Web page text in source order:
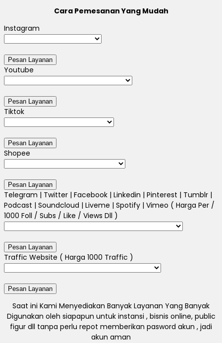
Cara Pemesanan Yang Mudah
Instagram
Youtube
Tiktok
Shopee
Telegram | Twitter | Facebook | Linkedin | Pinterest | Tumblr |
Podcast | Soundcloud | Liveme | Spotify | Vimeo ( Harga Per /
1000 Foll / Subs / Like / Views Dll )
Traffic Website ( Harga 1000 Traffic )
Saat ini Kami Menyediakan Banyak Layanan Yang Banyak
Digunakan oleh siapapun untuk instansi , bisnis online, public
figur dll tanpa perlu repot memberikan pasword akun , jadi
akun aman